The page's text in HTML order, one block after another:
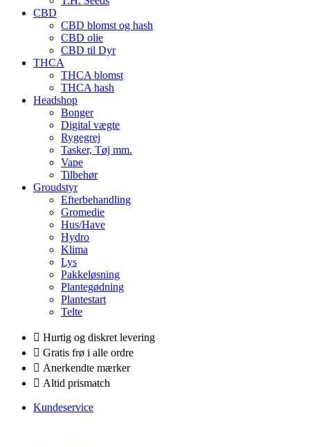
CBD
CBD blomst og hash
CBD olie
CBD til Dyr
THCA
THCA blomst
THCA hash
Headshop
Bonger
Digital vægte
Rygegrej
Tasker, Tøj mm.
Vape
Tilbehør
Groudstyr
Efterbehandling
Gromedie
Hus/Have
Hydro
Klima
Lys
Pakkeløsning
Plantegødning
Plantestart
Telte
Hurtig og diskret levering
Gratis frø i alle ordre
Anerkendte mærker
Altid prismatch
Kundeservice